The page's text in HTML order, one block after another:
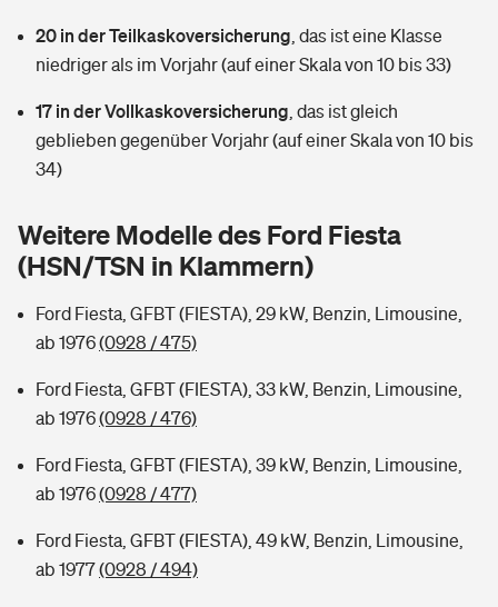
Sie haben Fragen?
Restkreditversicherung
Tools
Hochwasser-Check: Wie gefährdet ist Ihr Haus?
Sie haben Fragen?
Hundehalter-Haftpflicht
Handyversicherung
Private Cyberversicherung
Zur Übersicht
Kinderunfall-Check: Mehr Sicherheit für deine Kids
Typklassen: So ist Ihr Auto eingestuft
Tools
Wer versichert was: Jetzt Versicherer finden
Rentenrechner: Wie viel Geld bekomme ich im Alter?
20 in der Teilkaskoversicherung das ist eine Klasse
niedriger als im Vorjahr (auf einer Skala von 10 bis 33)
17 in der Vollkaskoversicherung das ist gleich
geblieben gegenüber Vorjahr (auf einer Skala von 10 bis
34)
Weitere Modelle des Ford Fiesta
(HSN/TSN in Klammern)
Ford Fiesta, GFBT (FIESTA), 29 kW, Benzin, Limousine,
ab 1976(0928 / 475)
Ford Fiesta, GFBT (FIESTA), 33 kW, Benzin, Limousine,
ab 1976(0928 / 476)
Ford Fiesta, GFBT (FIESTA), 39 kW, Benzin, Limousine,
ab 1976(0928 / 477)
Ford Fiesta, GFBT (FIESTA), 49 kW, Benzin, Limousine,
ab 1977(0928 / 494)